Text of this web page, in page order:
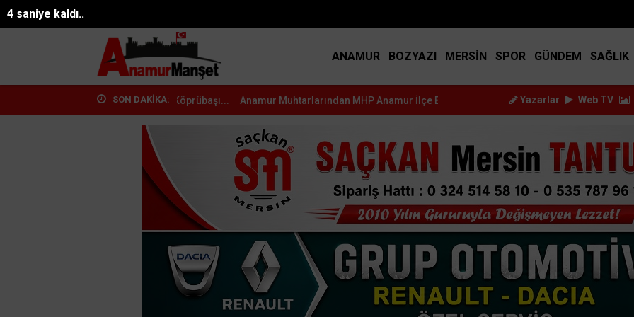
2 saniye kaldı..
ANAMUR BOZYAZI MERSİN SPOR GÜNDEM SAĞLIK
SON DAKİKA:
AK Parti Heyetinden Köprübaşı... Anamur Muhtarlarından MHP Anamur İlçe Başkanı... Kürşat Dizdar, Yeni Parti Anamur Kurucular
Yazarlar Web TV